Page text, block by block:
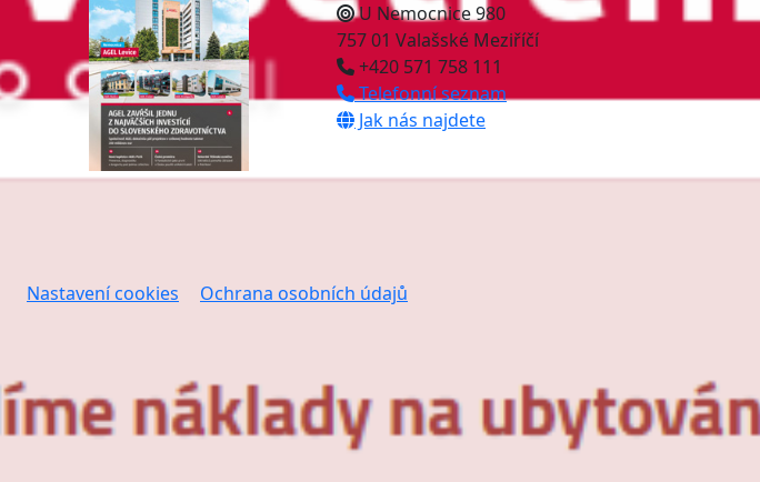
U Nemocnice 980
757 01 Valašské Meziříčí
+420 571 758 111
Telefonní seznam
Jak nás najdete
Nastavení cookies
Ochrana osobních údajů